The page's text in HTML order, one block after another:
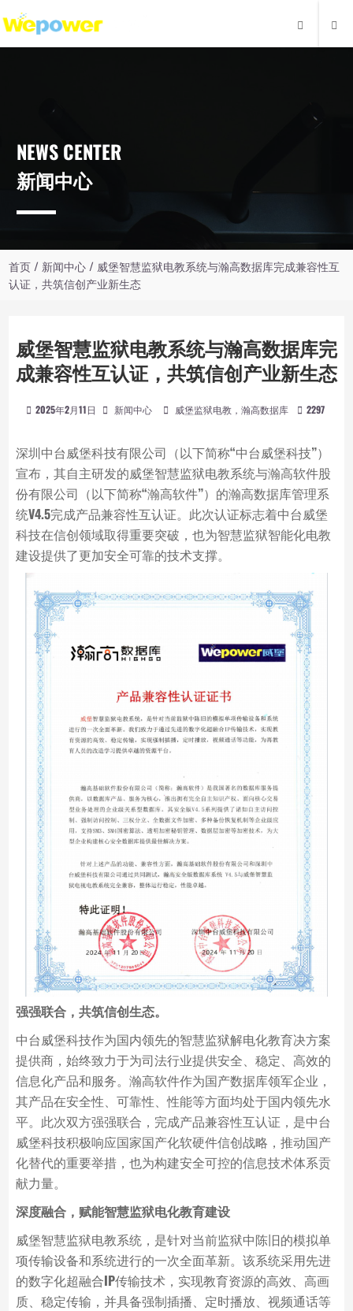
NEWS CENTER
新闻中心
首页 / 新闻中心 / 威堡智慧监狱电教系统与瀚高数据库完成兼容性互
认证，共筑信创产业新生态
威堡智慧监狱电教系统与瀚高数据库完
成兼容性互认证，共筑信创产业新生态
2025年2月11日 新闻中心 威堡监狱电教，瀚高数据库 2297
深圳中台威堡科技有限公司（以下简称“中台威堡科技”）
宣布，其自主研发的威堡智慧监狱电教系统与瀚高软件股
份有限公司（以下简称“瀚高软件”）的瀚高数据库管理系
统V4.5完成产品兼容性互认证。此次认证标志着中台威堡
科技在信创领域取得重要突破，也为智慧监狱智能化电教
建设提供了更加安全可靠的技术支撑。
强强联合，共筑信创生态。
中台威堡科技作为国内领先的智慧监狱解电化教育决方案
提供商，始终致力于为司法行业提供安全、稳定、高效的
信息化产品和服务。瀚高软件作为国产数据库领军企业，
其产品在安全性、可靠性、性能等方面均处于国内领先水
平。此次双方强强联合，完成产品兼容性互认证，是中台
威堡科技积极响应国家国产化软硬件信创战略，推动国产
化替代的重要举措，也为构建安全可控的信息技术体系贡
献力量。
深度融合，赋能智慧监狱电化教育建设
威堡智慧监狱电教系统，是针对当前监狱中陈旧的模拟单
项传输设备和系统进行的一次全面革新。该系统采用先进
的数字化超融合IP传输技术，实现教育资源的高效、高画
质、稳定传输，并具备强制插播、定时播放、视频通话等